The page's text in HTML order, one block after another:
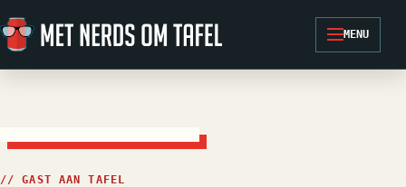
Ga naar de inhoud
MENU
// GAST AAN TAFEL